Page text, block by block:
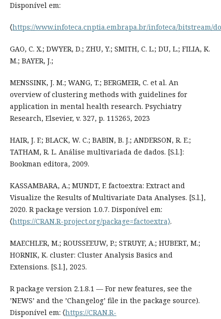
Disponível em:
⟨https://www.infoteca.cnptia.embrapa.br/infoteca/bitstream/
GAO, C. X.; DWYER, D.; ZHU, Y.; SMITH, C. L.; DU, L.; FILIA, K.
M.; BAYER, J.;
MENSSINK, J. M.; WANG, T.; BERGMEIR, C. et al. An
overview of clustering methods with guidelines for
application in mental health research. Psychiatry
Research, Elsevier, v. 327, p. 115265, 2023
HAIR, J. F.; BLACK, W. C.; BABIN, B. J.; ANDERSON, R. E.;
TATHAM, R. L. Análise multivariada de dados. [S.l.]:
Bookman editora, 2009.
KASSAMBARA, A.; MUNDT, F. factoextra: Extract and
Visualize the Results of Multivariate Data Analyses. [S.l.],
2020. R package version 1.0.7. Disponível em:
⟨https://CRAN.R-project.org/package=factoextra⟩.
MAECHLER, M.; ROUSSEEUW, P.; STRUYF, A.; HUBERT, M.;
HORNIK, K. cluster: Cluster Analysis Basics and
Extensions. [S.l.], 2025.
R package version 2.1.8.1 — For new features, see the
’NEWS’ and the ’Changelog’ file in the package source).
Disponível em: ⟨https://CRAN.R-